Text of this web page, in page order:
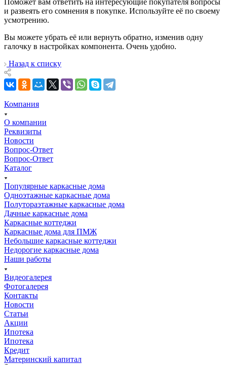
и развеять его сомнения в покупке. Используйте её по своему
усмотрению.
Вы можете убрать её или вернуть обратно, изменив одну
галочку в настройках компонента. Очень удобно.
Назад к списку
Компания
О компании
Реквизиты
Новости
Вопрос-Ответ
Вопрос-Ответ
Каталог
Популярные каркасные дома
Одноэтажные каркасные дома
Полутораэтажные каркасные дома
Дачные каркасные дома
Каркасные коттеджи
Каркасные дома для ПМЖ
Небольшие каркасные коттеджи
Недорогие каркасные дома
Наши работы
Видеогалерея
Фотогалерея
Контакты
Новости
Статьи
Акции
Ипотека
Ипотека
Кредит
Материнский капитал